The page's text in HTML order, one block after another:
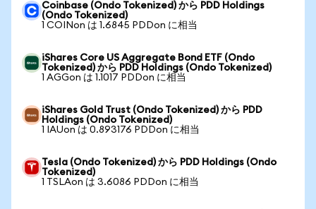
Coinbase (Ondo Tokenized) から PDD Holdings
(Ondo Tokenized)
1 COINon は 1.6845 PDDon に相当
iShares Core US Aggregate Bond ETF (Ondo
Tokenized) から PDD Holdings (Ondo Tokenized)
1 AGGon は 1.1017 PDDon に相当
iShares Gold Trust (Ondo Tokenized) から PDD
Holdings (Ondo Tokenized)
1 IAUon は 0.893176 PDDon に相当
Tesla (Ondo Tokenized) から PDD Holdings (Ondo
Tokenized)
1 TSLAon は 3.6086 PDDon に相当